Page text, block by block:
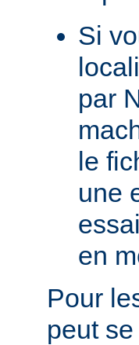
Si
par
le
une
en
Pour
peut